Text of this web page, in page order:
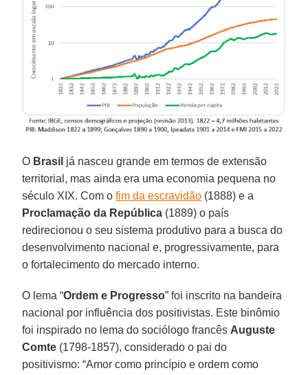
O Brasil já nasceu grande em termos de extensão
territorial, mas ainda era uma economia pequena no
século XIX. Com ofim da escravidão (1888) e a
Proclamação da República (1889) o país
redirecionou o seu sistema produtivo para a busca do
desenvolvimento nacional e, progressivamente, para
o fortalecimento do mercado interno.
O lema “Ordem e Progresso” foi inscrito na bandeira
nacional por influência dos positivistas. Este binômio
foi inspirado no lema do sociólogo francês Auguste
Comte (1798-1857), considerado o pai do
positivismo: “Amor como princípio e ordem como